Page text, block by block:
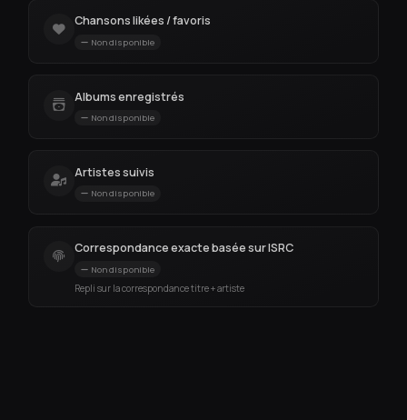
Chansons likées / favoris
Non disponible
Albums enregistrés
Non disponible
Artistes suivis
Non disponible
Correspondance exacte basée sur ISRC
Non disponible
Repli sur la correspondance titre + artiste